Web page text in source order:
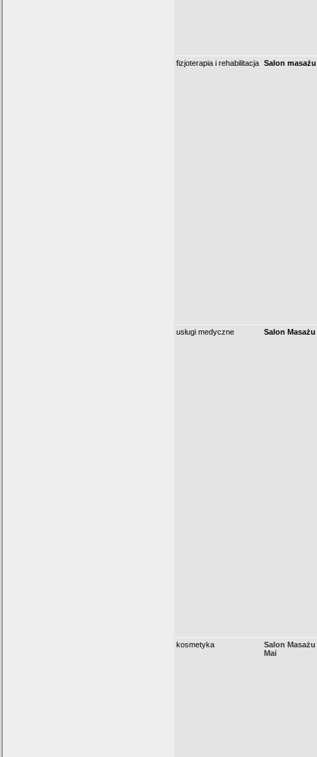
fizjoterapia i rehabilitacja Salon
usługi medyczne Salon
kosmetyka
Salon
Mai